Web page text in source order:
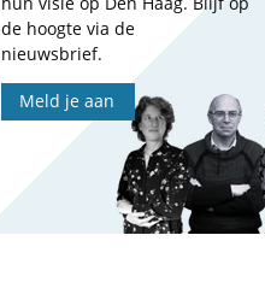
de hoogte via de
nieuwsbrief.
Meld je aan